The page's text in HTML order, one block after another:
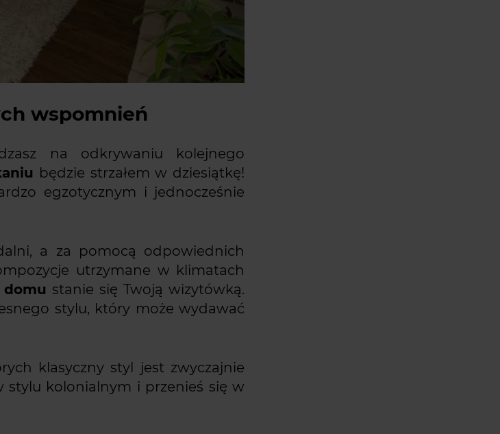
wspomnień
na odkrywaniu kolejnego
będzie strzałem w dziesiątkę!
egzotycznym i jednocześnie
a za pomocą odpowiednich
utrzymane w klimatach
stanie się Twoją wizytówką.
stylu, który może wydawać
klasyczny styl jest zwyczajnie
stylu kolonialnym i przenieś się w